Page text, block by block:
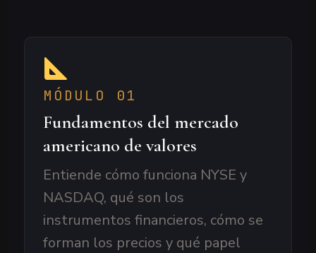
MÓDULO 01
Fundamentos del mercado
americano de valores
Entiende cómo funciona NYSE y
NASDAQ, qué son los
instrumentos financieros, cómo se
forman los precios y qué papel